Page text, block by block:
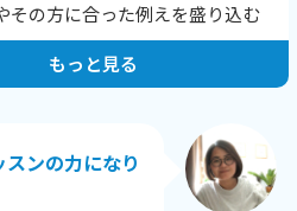
その方に合った例えを盛り込む
もっと見る
ンの力になり